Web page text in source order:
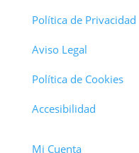
Política de Privacidad
Aviso Legal
Política de Cookies
Accesibilidad
Mi Cuenta